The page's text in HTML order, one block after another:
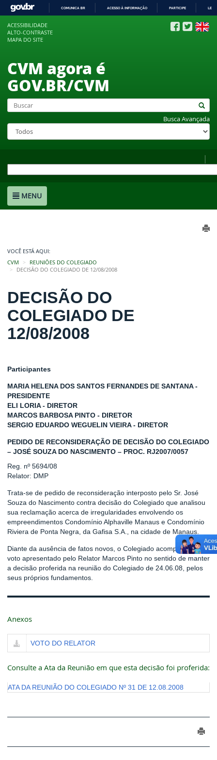
COMUNICA BR ACESSO À INFORMAÇÃO PARTICIPE
ACESSIBILIDADE
ALTO-CONTRASTE
MAPA DO SITE
CVM agora é
GOV.BR/CVM
Busca Avançada
MENU
VOCÊ ESTÁ AQUI:
CVM
REUNIÕES DO COLEGIADO
DECISÃO DO COLEGIADO DE 12/08/2008
DECISÃO DO
COLEGIADO DE
12/08/2008
Participantes
MARIA HELENA DOS SANTOS FERNANDES DE SANTANA -
PRESIDENTE
ELI LORIA - DIRETOR
MARCOS BARBOSA PINTO - DIRETOR
SERGIO EDUARDO WEGUELIN VIEIRA - DIRETOR
PEDIDO DE RECONSIDERAÇÃO DE DECISÃO DO COLEGIADO
– JOSÉ SOUZA DO NASCIMENTO – PROC. RJ2007/0057
Reg. nº 5694/08
Relator: DMP
Trata-se de pedido de reconsideração interposto pelo Sr. José
Souza do Nascimento contra decisão do Colegiado que analisou
sua reclamação acerca de irregularidades envolvendo os
empreendimentos Condomínio Alphaville Manaus e Condomínio
Riviera de Ponta Negra, da Gafisa S.A., na cidade de Manaus.
Diante da ausência de fatos novos, o Colegiado acompanhou o
voto apresentado pelo Relator Marcos Pinto no sentido de manter
a decisão proferida na reunião do Colegiado de 24.06.08, pelos
seus próprios fundamentos.
Anexos
VOTO DO RELATOR
Consulte a Ata da Reunião em que esta decisão foi proferida:
ATA DA REUNIÃO DO COLEGIADO Nº 31 DE 12.08.2008